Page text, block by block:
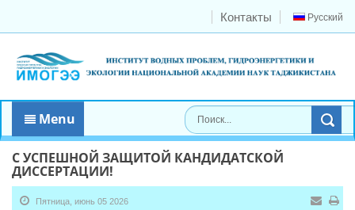
Русский
Контакты
Menu
С УСПЕШНОЙ ЗАЩИТОЙ КАНДИДАТСКОЙ
ДИССЕРТАЦИИ!
Пятница, июнь 05 2026